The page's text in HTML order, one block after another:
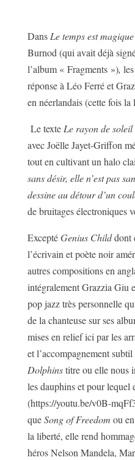
DansLe temps est magique
Burnod (qui avait déjà
l’album « Fragments »),
réponse à Léo Ferré et
en néerlandais (cette fois la
Le texteLe rayon de soleil
avec Joëlle Jayet-Griffon
tout en cultivant un halo
sans désir, elle n’est pas
dessine au détour d’un
de bruitages électroniques
ExceptéGenius Childdont
l’écrivain et poète noir
autres compositions en
intégralement Grazzia Giu
pop jazz très personnelle
de la chanteuse sur ses
mises en relief ici par les
et l’accompagnement
Dolphinstitre ou elle nous
les dauphins et pour lequel
(https://youtu.be/v0B-
queSong of Freedom ou
la liberté, elle rend
héros Nelson Mandela,